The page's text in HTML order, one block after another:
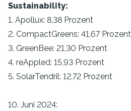
Sustainability:
1. Apollux: 8,38 Prozent
2. CompactGreens: 41,67 Prozent
3. GreenBee: 21,30 Prozent
4. reAppled: 15,93 Prozent
5. SolarTendril: 12,72 Prozent
10. Juni 2024: